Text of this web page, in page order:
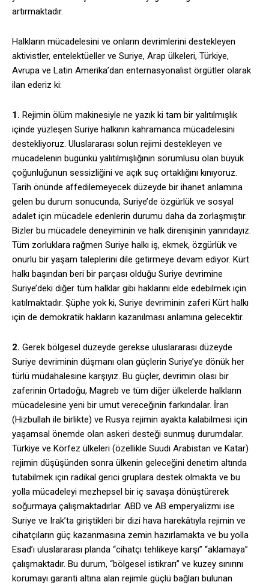
artırmaktadır.
Halkların mücadelesini ve onların devrimlerini destekleyen
aktivistler, entelektüeller ve Suriye, Arap ülkeleri, Türkiye,
Avrupa ve Latin Amerika’dan enternasyonalist örgütler olarak
ilan ederiz ki:
1. Rejimin ölüm makinesiyle ne yazık ki tam bir yalıtılmışlık
içinde yüzleşen Suriye halkının kahramanca mücadelesini
destekliyoruz. Uluslararası solun rejimi destekleyen ve
mücadelenin bugünkü yalıtılmışlığının sorumlusu olan büyük
çoğunluğunun sessizliğini ve açık suç ortaklığını kınıyoruz.
Tarih önünde affedilemeyecek düzeyde bir ihanet anlamına
gelen bu durum sonucunda, Suriye’de özgürlük ve sosyal
adalet için mücadele edenlerin durumu daha da zorlaşmıştır.
Bizler bu mücadele deneyiminin ve halk direnişinin yanındayız.
Tüm zorluklara rağmen Suriye halkı iş, ekmek, özgürlük ve
onurlu bir yaşam taleplerini dile getirmeye devam ediyor. Kürt
halkı başından beri bir parçası olduğu Suriye devrimine
Suriye’deki diğer tüm halklar gibi haklarını elde edebilmek için
katılmaktadır. Şüphe yok ki, Suriye devriminin zaferi Kürt halkı
için de demokratik hakların kazanılması anlamına gelecektir.
2. Gerek bölgesel düzeyde gerekse uluslararası düzeyde
Suriye devriminin düşmanı olan güçlerin Suriye’ye dönük her
türlü müdahalesine karşıyız. Bu güçler, devrimin olası bir
zaferinin Ortadoğu, Magreb ve tüm diğer ülkelerde halkların
mücadelesine yeni bir umut vereceğinin farkındalar. İran
(Hizbullah ile birlikte) ve Rusya rejimin ayakta kalabilmesi için
yaşamsal önemde olan askeri desteği sunmuş durumdalar.
Türkiye ve Körfez ülkeleri (özellikle Suudi Arabistan ve Katar)
rejimin düşüşünden sonra ülkenin geleceğini denetim altında
tutabilmek için radikal gerici gruplara destek olmakta ve bu
yolla mücadeleyi mezhepsel bir iç savaşa dönüştürerek
soğurmaya çalışmaktadırlar. ABD ve AB emperyalizmi ise
Suriye ve Irak’ta giriştikleri bir dizi hava harekâtıyla rejimin ve
cihatçıların güç kazanmasına zemin hazırlamakta ve bu yolla
Esad’ı uluslararası planda “cihatçı tehlikeye karşı” “aklamaya”
çalışmaktadır. Bu durum, “bölgesel istikrarı” ve kuzey sınırını
korumayı garanti altına alan rejimle güçlü bağları bulunan